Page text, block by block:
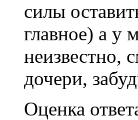
силы
главное) а у
неизвестно,
дочери,
Оценка